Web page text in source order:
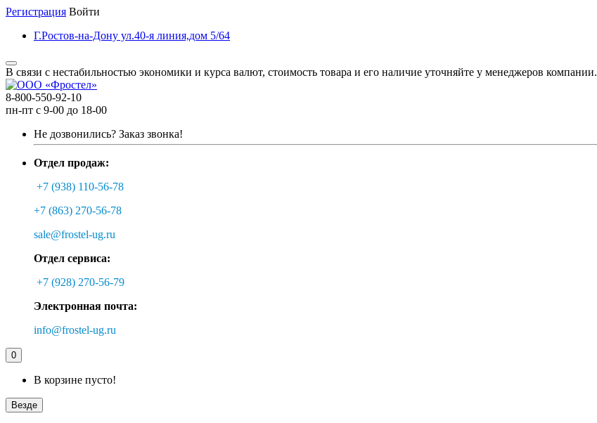
Регистрация Войти
Г.Ростов-на-Дону ул.40-я линия,дом 5/64
В связи с нестабильностью экономики и курса валют, стоимость товара и его наличие уточняйте у менеджеров компании.
8-800-550-92-10
пн-пт с 9-00 до 18-00
Не дозвонились? Заказ звонка!
Отдел продаж:
+7 (938) 110-56-78
+7 (863) 270-56-78
sale@frostel-ug.ru
Отдел сервиса:
+7 (928) 270-56-79
Электронная почта:
info@frostel-ug.ru
0
В корзине пусто!
Везде